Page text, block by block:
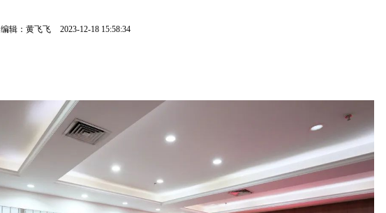
编辑：黄飞飞 2023-12-18 15:58:34